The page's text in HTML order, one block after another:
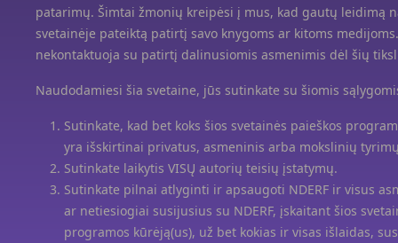
patarimų. Šimtai žmonių kreipėsi į mus, kad gautų leidimą
svetainėje pateiktą patirtį savo knygoms ar kitoms medijoms.
nekontaktuoja su patirtį dalinusiomis asmenimis dėl šių
Naudodamiesi šia svetaine, jūs sutinkate su šiomis
Sutinkate, kad bet koks šios svetainės paieškos
yra išskirtinai privatus, asmeninis arba mokslinių
Sutinkate laikytis VISŲ autorių teisių įstatymų.
Sutinkate pilnai atlyginti ir apsaugoti NDERF ir visus
ar netiesiogiai susijusius su NDERF, įskaitant šios
programos kūrėją(us), už bet kokias ir visas išlaidas,